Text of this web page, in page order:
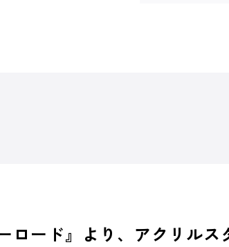
ロード』より、アクリルス